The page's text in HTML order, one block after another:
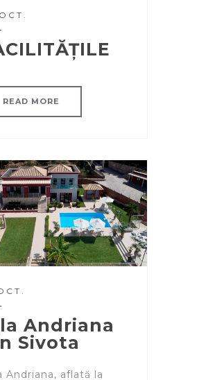
READ MORE
Andriana
Sivota
Andriana, aflată la